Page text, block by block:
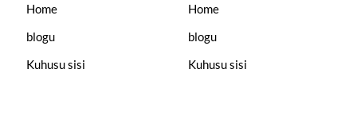
Home
blogu
Kuhusu sisi
Home
blogu
Kuhusu sisi